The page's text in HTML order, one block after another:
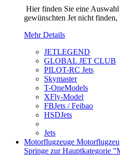
Hier finden Sie eine
gewünschten Jet nicht
Mehr Details
JETLEGEND
GLOBAL JET CLUB
PILOT-RC Jets
Skymaster
T-OneModels
XFly-Model
FBJets / Feibao
HSDJets
Jets
Motorflugzeuge
Springe zur Hauptkategorie